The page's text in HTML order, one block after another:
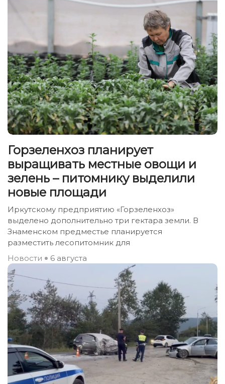
Горзеленхоз планирует
выращивать местные овощи и
зелень – питомнику выделили
новые площади
Иркутскому предприятию «Горзеленхоз»
выделено дополнительно три гектара земли. В
Знаменском предместье планируется
разместить лесопитомник для
Новости
6 августа